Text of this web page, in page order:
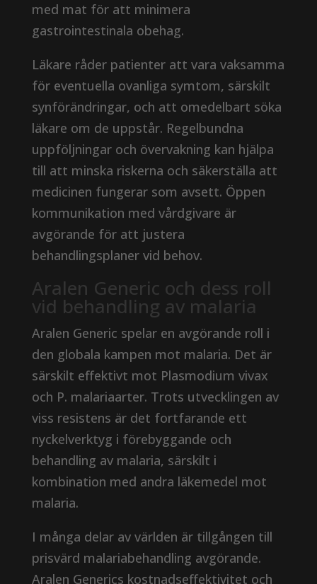
med mat för att minimera
gastrointestinala obehag.
Läkare råder patienter att vara vaksamma
för eventuella ovanliga symtom, särskilt
synförändringar, och att omedelbart söka
läkare om de uppstår. Regelbundna
uppföljningar och övervakning kan hjälpa
till att minska riskerna och säkerställa att
medicinen fungerar som avsett. Öppen
kommunikation med vårdgivare är
avgörande för att justera
behandlingsplaner vid behov.
Aralen Generic och dess roll
vid behandling av malaria
Aralen Generic spelar en avgörande roll i
den globala kampen mot malaria. Det är
särskilt effektivt mot Plasmodium vivax
och P. malariaarter. Trots utvecklingen av
viss resistens är det fortfarande ett
nyckelverktyg i förebyggande och
behandling av malaria, särskilt i
kombination med andra läkemedel mot
malaria.
I många delar av världen är tillgången till
prisvärd malariabehandling avgörande.
Aralen Generics kostnadseffektivitet och